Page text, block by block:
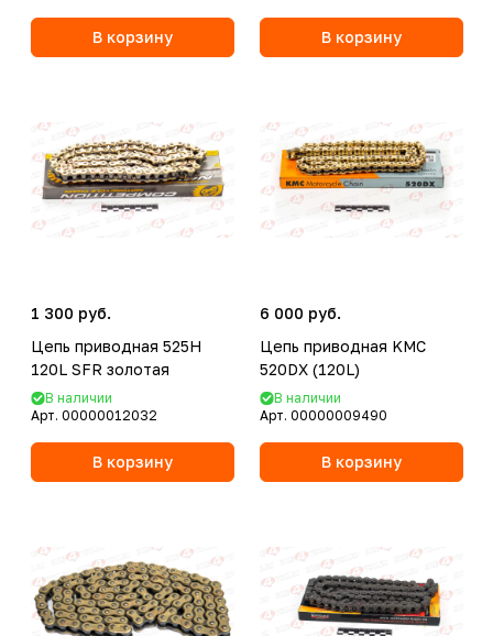
В корзину В корзину
1 300 руб.
Цепь приводная 525H
120L SFR золотая
В наличии
Арт. 00000012032
В корзину
6 000 руб.
Цепь приводная KMC
520DX (120L)
В наличии
Арт. 00000009490
В корзину